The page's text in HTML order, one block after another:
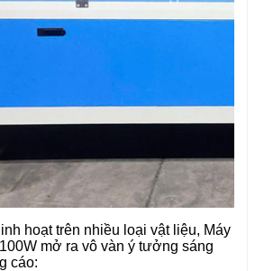
hoạt trên nhiều loại vật liệu, Máy
mở ra vô vàn ý tưởng sáng
cáo: